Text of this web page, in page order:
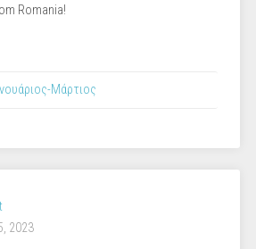
Romania!
Μάρτιος
2023